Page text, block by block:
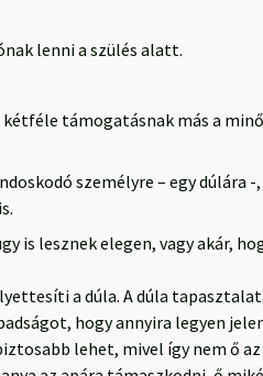
lenni a szülés alatt.
támogatásnak más a
személyre – egy dúlára
lesznek elegen, vagy akár,
a dúla. A dúla
hogy annyira legyen
lehet, mivel így nem ő